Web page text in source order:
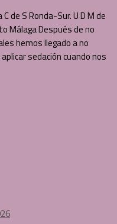
de S Ronda-Sur. U D M de
Málaga Después de no
hemos llegado a no
sedación cuando nos